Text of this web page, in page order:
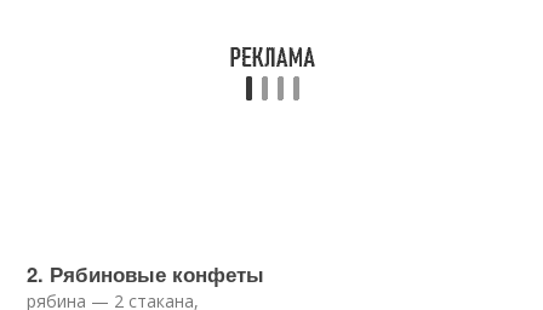
2. Рябиновые конфеты
рябина — 2 стакана,